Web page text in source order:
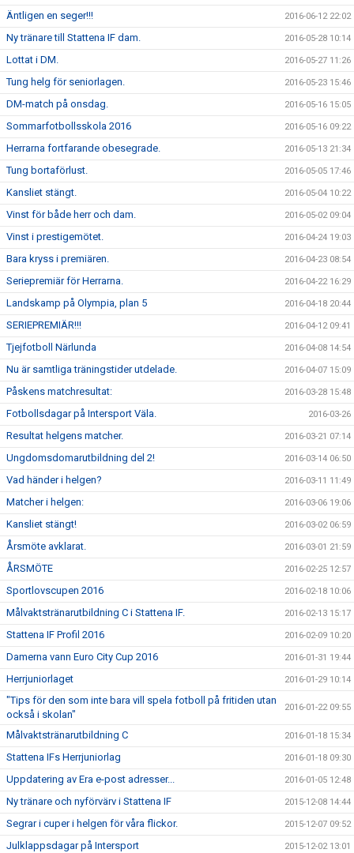
Äntligen en seger!!! 2016-06-12 22:02
Ny tränare till Stattena IF dam. 2016-05-28 10:14
Lottat i DM. 2016-05-27 11:26
Tung helg för seniorlagen. 2016-05-23 15:46
DM-match på onsdag. 2016-05-16 15:05
Sommarfotbollsskola 2016 2016-05-16 09:22
Herrarna fortfarande obesegrade. 2016-05-13 21:34
Tung bortaförlust. 2016-05-05 17:46
Kansliet stängt. 2016-05-04 10:22
Vinst för både herr och dam. 2016-05-02 09:04
Vinst i prestigemötet. 2016-04-24 19:03
Bara kryss i premiären. 2016-04-23 08:54
Seriepremiär för Herrarna. 2016-04-22 16:29
Landskamp på Olympia, plan 5 2016-04-18 20:44
SERIEPREMIÄR!!! 2016-04-12 09:41
Tjejfotboll Närlunda 2016-04-08 14:54
Nu är samtliga träningstider utdelade. 2016-04-07 15:09
Påskens matchresultat: 2016-03-28 15:48
Fotbollsdagar på Intersport Väla. 2016-03-26
Resultat helgens matcher. 2016-03-21 07:14
Ungdomsdomarutbildning del 2! 2016-03-14 06:50
Vad händer i helgen? 2016-03-11 11:49
Matcher i helgen: 2016-03-06 19:06
Kansliet stängt! 2016-03-02 06:59
Årsmöte avklarat. 2016-03-01 21:59
ÅRSMÖTE 2016-02-25 12:57
Sportlovscupen 2016 2016-02-18 10:06
Målvaktstränarutbildning C i Stattena IF. 2016-02-13 15:17
Stattena IF Profil 2016 2016-02-09 10:20
Damerna vann Euro City Cup 2016 2016-01-31 19:44
Herrjuniorlaget 2016-01-29 10:14
"Tips för den som inte bara vill spela fotboll på fritiden utan
också i skolan"
2016-01-22 09:55
Målvaktstränarutbildning C 2016-01-18 15:34
Stattena IFs Herrjuniorlag 2016-01-18 09:30
Uppdatering av Era e-post adresser... 2016-01-05 12:48
Ny tränare och nyförvärv i Stattena IF 2015-12-08 14:44
Segrar i cuper i helgen för våra flickor. 2015-12-07 09:52
Julklappsdagar på Intersport 2015-12-02 13:01